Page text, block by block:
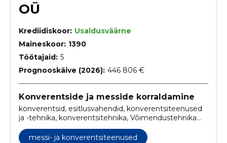
OÜ
Krediidiskoor: Usaldusväärne
Maineskoor: 1390
Töötajaid: 5
Prognooskäive (2026): 446 806 €
Konverentside ja messide korraldamine
konverentsid, esitlusvahendid, konverentsiteenused
ja -tehnika, konverentsitehnika, Võimendustehnika
müük, masinad ja tööriistad, meedia ja trükk, messi- ja
konverentsiteenused, messid ja näitused, näitused
messi- ja konverentsiteenused